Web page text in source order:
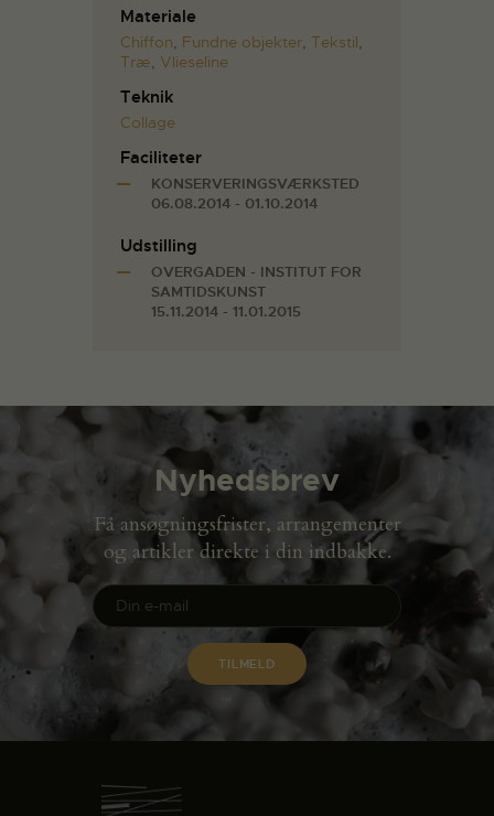
Materiale
Chiffon, Fundne objekter, Tekstil,
Træ, Vlieseline
Teknik
Collage
Faciliteter
KONSERVERINGSVÆRKSTED
06.08.2014 - 01.10.2014
Udstilling
OVERGADEN - INSTITUT FOR
SAMTIDSKUNST
15.11.2014 - 11.01.2015
Nyhedsbrev
Få ansøgningsfrister, arrangementer
og artikler direkte i din indbakke.